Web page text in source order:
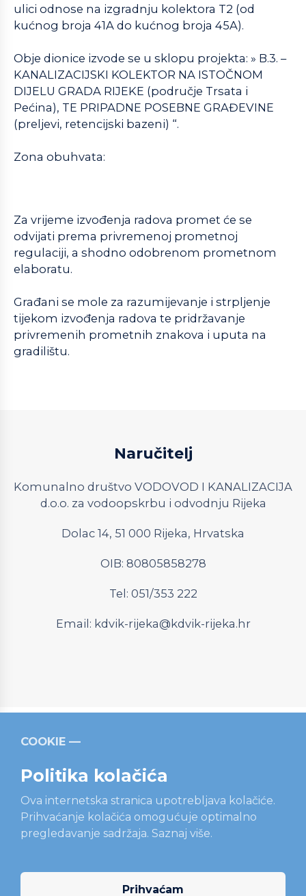
ulici odnose na izgradnju kolektora T2 (od
kućnog broja 41A do kućnog broja 45A).
Obje dionice izvode se u sklopu projekta: » B.3. –
KANALIZACIJSKI KOLEKTOR NA ISTOČNOM
DIJELU GRADA RIJEKE (područje Trsata i
Pećina), TE PRIPADNE POSEBNE GRAĐEVINE
(preljevi, retencijski bazeni) “.
Zona obuhvata:
Za vrijeme izvođenja radova promet će se
odvijati prema privremenoj prometnoj
regulaciji, a shodno odobrenom prometnom
elaboratu.
Građani se mole za razumijevanje i strpljenje
tijekom izvođenja radova te pridržavanje
privremenih prometnih znakova i uputa na
gradilištu.
Naručitelj
Komunalno društvo VODOVOD I KANALIZACIJA
d.o.o. za vodoopskrbu i odvodnju Rijeka
Dolac 14, 51 000 Rijeka, Hrvatska
OIB: 80805858278
Tel: 051/353 222
Email: kdvik-rijeka@kdvik-rijeka.hr
Relevantni linkovi
Projekt je sufinanciran sredstvima Europske unije iz
Operativnog programa “Konkurentnost i kohezija” za
COOKIE
Politika kolačića
Ova internetska stranica upotrebljava kolačiće.
Prihvaćanje kolačića omogućuje optimalno
pregledavanje sadržaja. Saznaj više.
Prihvaćam